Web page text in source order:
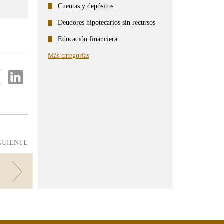
Compartir
en
Cuentas y depósitos
Deudores hipotecarios sin recursos
Educación financiera
Más categorías